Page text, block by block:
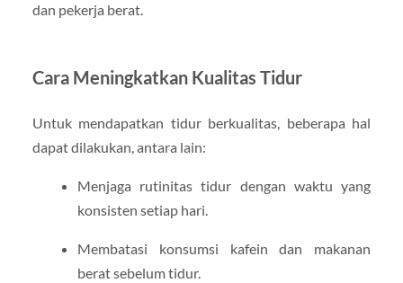
dan pekerja berat.
Cara Meningkatkan Kualitas Tidur
Untuk mendapatkan tidur berkualitas, beberapa hal
dapat dilakukan, antara lain:
Menjaga rutinitas tidur dengan waktu yang
konsisten setiap hari.
Membatasi konsumsi kafein dan makanan
berat sebelum tidur.